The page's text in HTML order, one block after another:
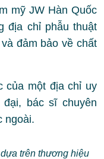
mỹ JW Hàn Quốc
địa chỉ phẫu thuật
đảm bảo về chất
của một địa chỉ uy
bác sĩ chuyên
ngoài.
trên thương hiệu